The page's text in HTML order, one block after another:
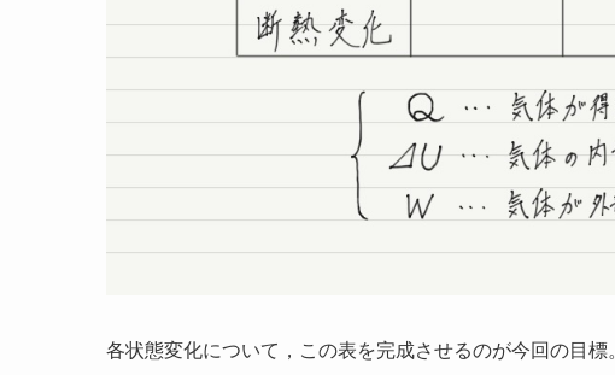
各状態変化について，この表を完成させるのが今回の目標。